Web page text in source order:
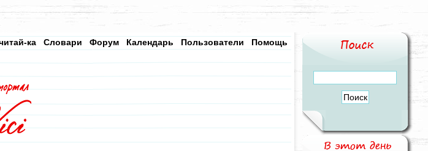
Помощь
Пользователи
Календарь
Форум
Словари
ка